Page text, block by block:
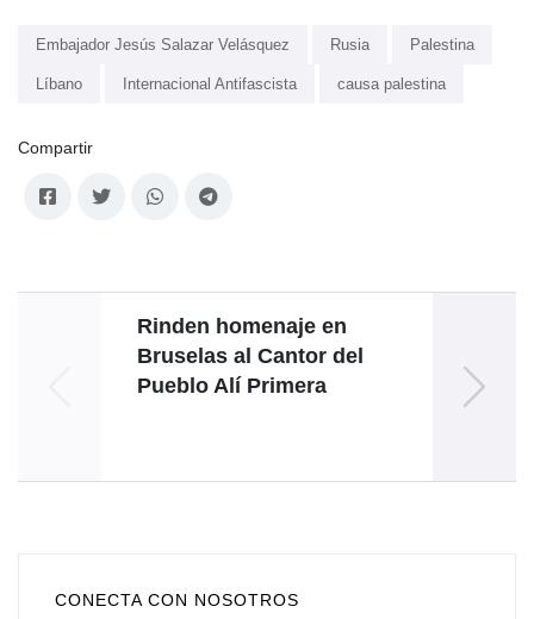
Embajador Jesús Salazar Velásquez Rusia Palestina
Líbano Internacional Antifascista causa palestina
Compartir
Rinden homenaje en
Bruselas al Cantor del
Pueblo Alí Primera
CONECTA CON NOSOTROS